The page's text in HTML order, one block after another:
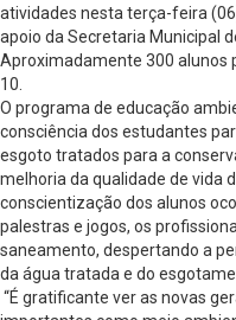
atividades nesta terça-feira
apoio da Secretaria Municipal
Aproximadamente 300 alunos
10.
O programa de educação
consciência dos estudantes
esgoto tratados para a
melhoria da qualidade de vida
conscientização dos alunos
palestras e jogos, os
saneamento, despertando a
da água tratada e do
“É gratificante ver as novas